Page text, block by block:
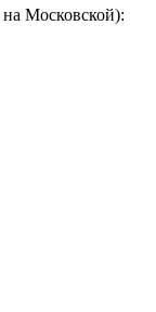
Московской):